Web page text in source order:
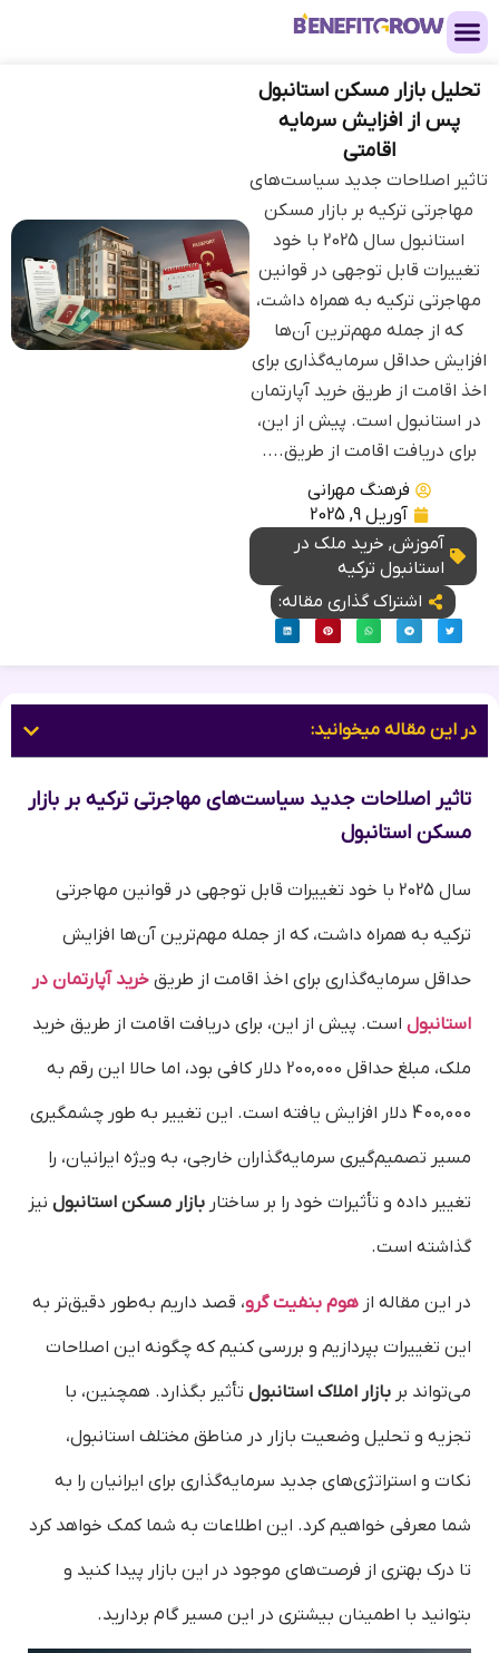
تحلیل بازار مسکن استانبول
پس از افزایش سرمایه
اقامتی
تاثیر اصلاحات جدید سیاست‌های
مهاجرتی ترکیه بر بازار مسکن
استانبول سال 2025 با خود
تغییرات قابل توجهی در قوانین
مهاجرتی ترکیه به همراه داشت،
که از جمله مهم‌ترین آن‌ها
افزایش حداقل سرمایه‌گذاری برای
اخذ اقامت از طریق خرید آپارتمان
در استانبول است. پیش از این،
برای دریافت اقامت از طریق....
فرهنگ مهرانی
آوریل 9, 2025
آموزش, خرید ملک در
استانبول ترکیه
اشتراک گذاری مقاله:
در این مقاله میخوانید:
تاثیر اصلاحات جدید سیاست‌های مهاجرتی ترکیه بر بازار
مسکن استانبول
سال 2025 با خود تغییرات قابل توجهی در قوانین مهاجرتی
ترکیه به همراه داشت، که از جمله مهم‌ترین آن‌ها افزایش
حداقل سرمایه‌گذاری برای اخذ اقامت از طریق خرید آپارتمان در
استانبول است. پیش از این، برای دریافت اقامت از طریق خرید
ملک، مبلغ حداقل 200,000 دلار کافی بود، اما حالا این رقم به
400,000 دلار افزایش یافته است. این تغییر به طور چشمگیری
مسیر تصمیم‌گیری سرمایه‌گذاران خارجی، به ویژه ایرانیان، را
تغییر داده و تأثیرات خود را بر ساختار بازار مسکن استانبول نیز
گذاشته است.
در این مقاله از هوم بنفیت گرو، قصد داریم به‌طور دقیق‌تر به
این تغییرات بپردازیم و بررسی کنیم که چگونه این اصلاحات
می‌تواند بر بازار املاک استانبول تأثیر بگذارد. همچنین، با
تجزیه و تحلیل وضعیت بازار در مناطق مختلف استانبول،
نکات و استراتژی‌های جدید سرمایه‌گذاری برای ایرانیان را به
شما معرفی خواهیم کرد. این اطلاعات به شما کمک خواهد کرد
تا درک بهتری از فرصت‌های موجود در این بازار پیدا کنید و
بتوانید با اطمینان بیشتری در این مسیر گام بردارید.